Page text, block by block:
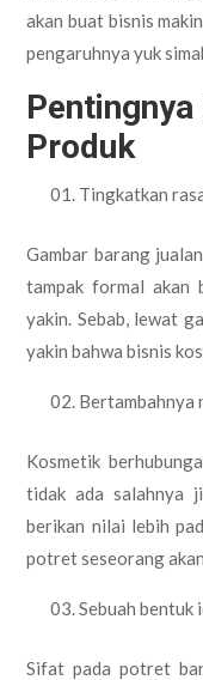
akan buat bisnis
pengaruhnya yuk
Produk
Tingkatkan
Gambar barang
tampak formal akan
yakin. Sebab, lewat
yakin bahwa bisnis
Bertambahnya
Kosmetik
tidak ada salahnya
berikan nilai lebih
potret seseorang
Sebuah bentuk
Sifat pada potret